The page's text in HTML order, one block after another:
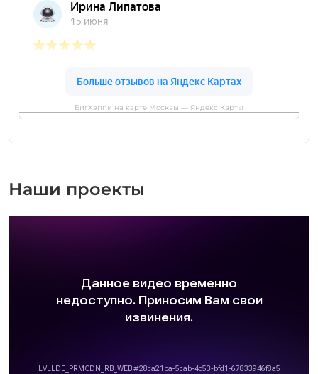
БигХэппи на карте Москвы — Яндекс Карты
Наши проекты